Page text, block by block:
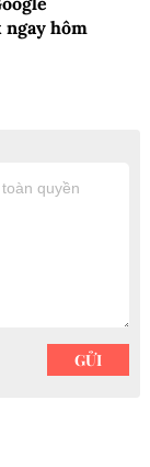
hôm